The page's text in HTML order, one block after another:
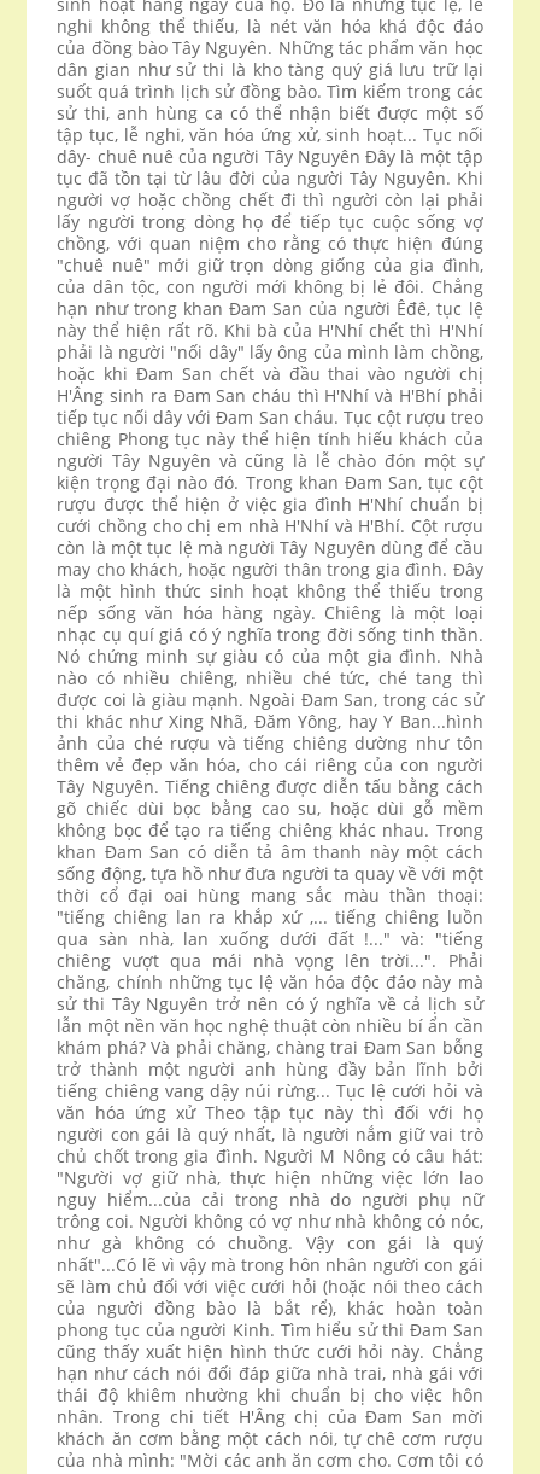
nghi không thể thiếu, là nét văn hóa khá độc đáo
của đồng bào Tây Nguyên. Những tác phẩm văn học
dân gian như sử thi là kho tàng quý giá lưu trữ lại
suốt quá trình lịch sử đồng bào. Tìm kiếm trong các
sử thi, anh hùng ca có thể nhận biết được một số
tập tục, lễ nghi, văn hóa ứng xử, sinh hoạt... Tục nối
dây- chuê nuê của người Tây Nguyên Đây là một tập
tục đã tồn tại từ lâu đời của người Tây Nguyên. Khi
người vợ hoặc chồng chết đi thì người còn lại phải
lấy người trong dòng họ để tiếp tục cuộc sống vợ
chồng, với quan niệm cho rằng có thực hiện đúng
"chuê nuê" mới giữ trọn dòng giống của gia đình,
của dân tộc, con người mới không bị lẻ đôi. Chẳng
hạn như trong khan Đam San của người Êđê, tục lệ
này thể hiện rất rõ. Khi bà của H'Nhí chết thì H'Nhí
phải là người "nối dây" lấy ông của mình làm chồng,
hoặc khi Đam San chết và đầu thai vào người chị
H'Âng sinh ra Đam San cháu thì H'Nhí và H'Bhí phải
tiếp tục nối dây với Đam San cháu. Tục cột rượu treo
chiêng Phong tục này thể hiện tính hiếu khách của
người Tây Nguyên và cũng là lễ chào đón một sự
kiện trọng đại nào đó. Trong khan Đam San, tục cột
rượu được thể hiện ở việc gia đình H'Nhí chuẩn bị
cưới chồng cho chị em nhà H'Nhí và H'Bhí. Cột rượu
còn là một tục lệ mà người Tây Nguyên dùng để cầu
may cho khách, hoặc người thân trong gia đình. Đây
là một hình thức sinh hoạt không thể thiếu trong
nếp sống văn hóa hàng ngày. Chiêng là một loại
nhạc cụ quí giá có ý nghĩa trong đời sống tinh thần.
Nó chứng minh sự giàu có của một gia đình. Nhà
nào có nhiều chiêng, nhiều ché tức, ché tang thì
được coi là giàu mạnh. Ngoài Đam San, trong các sử
thi khác như Xing Nhã, Đăm Yông, hay Y Ban...hình
ảnh của ché rượu và tiếng chiêng dường như tôn
thêm vẻ đẹp văn hóa, cho cái riêng của con người
Tây Nguyên. Tiếng chiêng được diễn tấu bằng cách
gõ chiếc dùi bọc bằng cao su, hoặc dùi gỗ mềm
không bọc để tạo ra tiếng chiêng khác nhau. Trong
khan Đam San có diễn tả âm thanh này một cách
sống động, tựa hồ như đưa người ta quay về với một
thời cổ đại oai hùng mang sắc màu thần thoại:
"tiếng chiêng lan ra khắp xứ ,... tiếng chiêng luồn
qua sàn nhà, lan xuống dưới đất !..." và: "tiếng
chiêng vượt qua mái nhà vọng lên trời...". Phải
chăng, chính những tục lệ văn hóa độc đáo này mà
sử thi Tây Nguyên trở nên có ý nghĩa về cả lịch sử
lẫn một nền văn học nghệ thuật còn nhiều bí ẩn cần
khám phá? Và phải chăng, chàng trai Đam San bỗng
trở thành một người anh hùng đầy bản lĩnh bởi
tiếng chiêng vang dậy núi rừng... Tục lệ cưới hỏi và
văn hóa ứng xử Theo tập tục này thì đối với họ
người con gái là quý nhất, là người nắm giữ vai trò
chủ chốt trong gia đình. Người M Nông có câu hát:
"Người vợ giữ nhà, thực hiện những việc lớn lao
nguy hiểm...của cải trong nhà do người phụ nữ
trông coi. Người không có vợ như nhà không có nóc,
như gà không có chuồng. Vậy con gái là quý
nhất"...Có lẽ vì vậy mà trong hôn nhân người con gái
sẽ làm chủ đối với việc cưới hỏi (hoặc nói theo cách
của người đồng bào là bắt rể), khác hoàn toàn
phong tục của người Kinh. Tìm hiểu sử thi Đam San
cũng thấy xuất hiện hình thức cưới hỏi này. Chẳng
hạn như cách nói đối đáp giữa nhà trai, nhà gái với
thái độ khiêm nhường khi chuẩn bị cho việc hôn
nhân. Trong chi tiết H'Âng chị của Đam San mời
khách ăn cơm bằng một cách nói, tự chê cơm rượu
của nhà mình: "Mời các anh ăn cơm cho. Cơm tôi có